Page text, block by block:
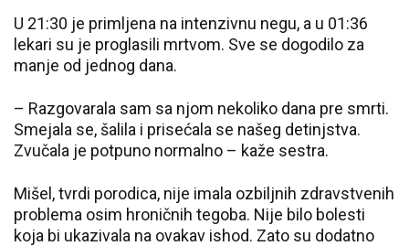
U 21:30 je primljena na intenzivnu negu, a u 01:36
lekari su je proglasili mrtvom. Sve se dogodilo za
manje od jednog dana.
– Razgovarala sam sa njom nekoliko dana pre smrti.
Smejala se, šalila i prisećala se našeg detinjstva.
Zvučala je potpuno normalno – kaže sestra.
Mišel, tvrdi porodica, nije imala ozbiljnih zdravstvenih
problema osim hroničnih tegoba. Nije bilo bolesti
koja bi ukazivala na ovakav ishod. Zato su dodatno